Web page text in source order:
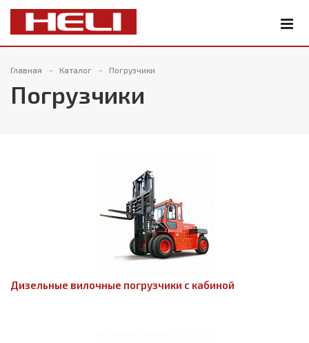
Главная Каталог Погрузчики
Погрузчики
Дизельные вилочные погрузчики с кабиной